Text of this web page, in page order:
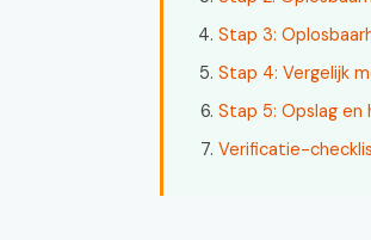
Stap 3:
Stap 4: Vergelijk
Stap 5: Opslag
Verificatie-